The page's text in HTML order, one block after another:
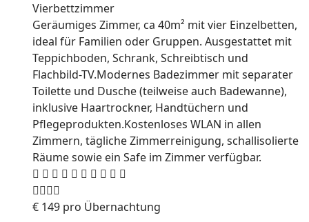
Vierbettzimmer
Geräumiges Zimmer, ca 40m² mit vier Einzelbetten,
ideal für Familien oder Gruppen. Ausgestattet mit
Teppichboden, Schrank, Schreibtisch und
Flachbild-TV.Modernes Badezimmer mit separater
Toilette und Dusche (teilweise auch Badewanne),
inklusive Haartrockner, Handtüchern und
Pflegeprodukten.Kostenloses WLAN in allen
Zimmern, tägliche Zimmerreinigung, schallisolierte
Räume sowie ein Safe im Zimmer verfügbar.
€ 149 pro Übernachtung